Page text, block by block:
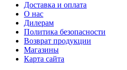
Доставка и оплата
О нас
Дилерам
Политика безопасности
Возврат продукции
Магазины
Карта сайта